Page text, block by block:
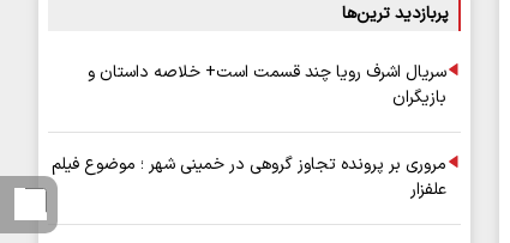
پربازدید ترین‌ها
سریال اشرف رویا چند قسمت است+ خلاصه داستان و
بازیگران
مروری بر پرونده تجاوز گروهی در خمینی شهر ؛ موضوع فیلم
علفزار